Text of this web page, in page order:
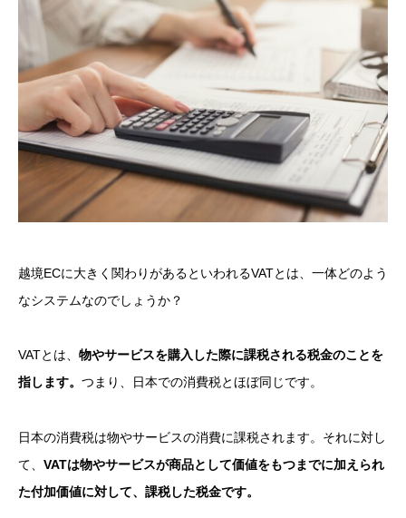
越境ECに大きく関わりがあるといわれるVATとは、一体どのよう
なシステムなのでしょうか？
VATとは、 物やサービスを購入した際に課税される税金のことを
指します。 つまり、日本での消費税とほぼ同じです。
日本の消費税は物やサービスの消費に課税されます。それに対し
て、 VATは物やサービスが商品として価値をもつまでに加えられ
た付加価値に対して、課税した税金です。